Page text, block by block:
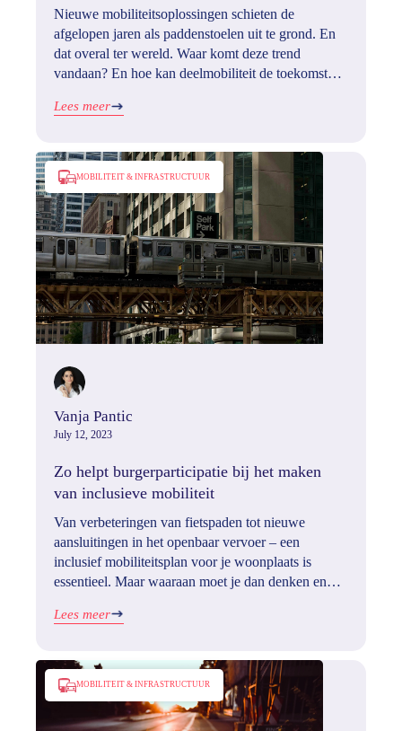
Nieuwe mobiliteitsoplossingen schieten de
afgelopen jaren als paddenstoelen uit te grond. En
dat overal ter wereld. Waar komt deze trend
vandaan? En hoe kan deelmobiliteit de toekomst
Lees meer
MOBILITEIT & INFRASTRUCTUUR
Vanja Pantic
July 12, 2023
Zo helpt burgerparticipatie bij het maken
van inclusieve mobiliteit
Van verbeteringen van fietspaden tot nieuwe
aansluitingen in het openbaar vervoer – een
inclusief mobiliteitsplan voor je woonplaats is
essentieel. Maar waaraan moet je dan denken en
deze blog.
Lees meer
MOBILITEIT & INFRASTRUCTUUR